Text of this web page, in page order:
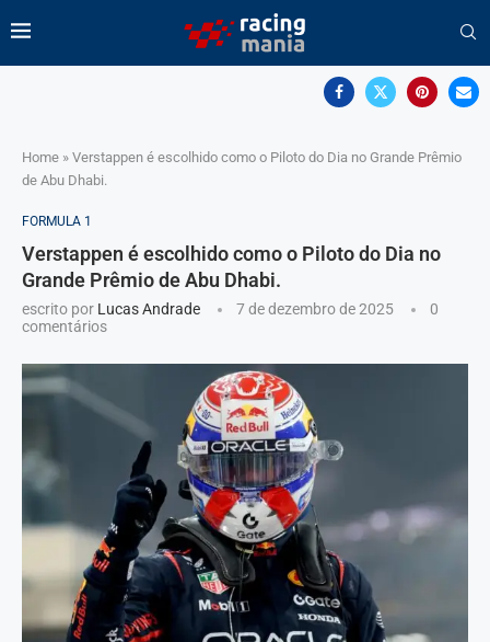
Home » Verstappen é escolhido como o Piloto do Dia no Grande Prêmio
de Abu Dhabi.
FORMULA 1
Verstappen é escolhido como o Piloto do Dia no
Grande Prêmio de Abu Dhabi.
escrito por Lucas Andrade 7 de dezembro de 2025
0
comentários